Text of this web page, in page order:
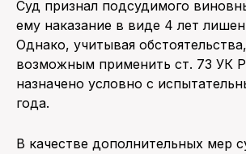
Суд признал подсудимого
ему наказание в виде 4 лет
Однако, учитывая
возможным применить ст. 73 УК
назначено условно с
года.
В качестве дополнительных мер